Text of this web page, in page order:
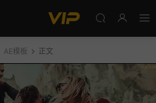
AE模板 正文